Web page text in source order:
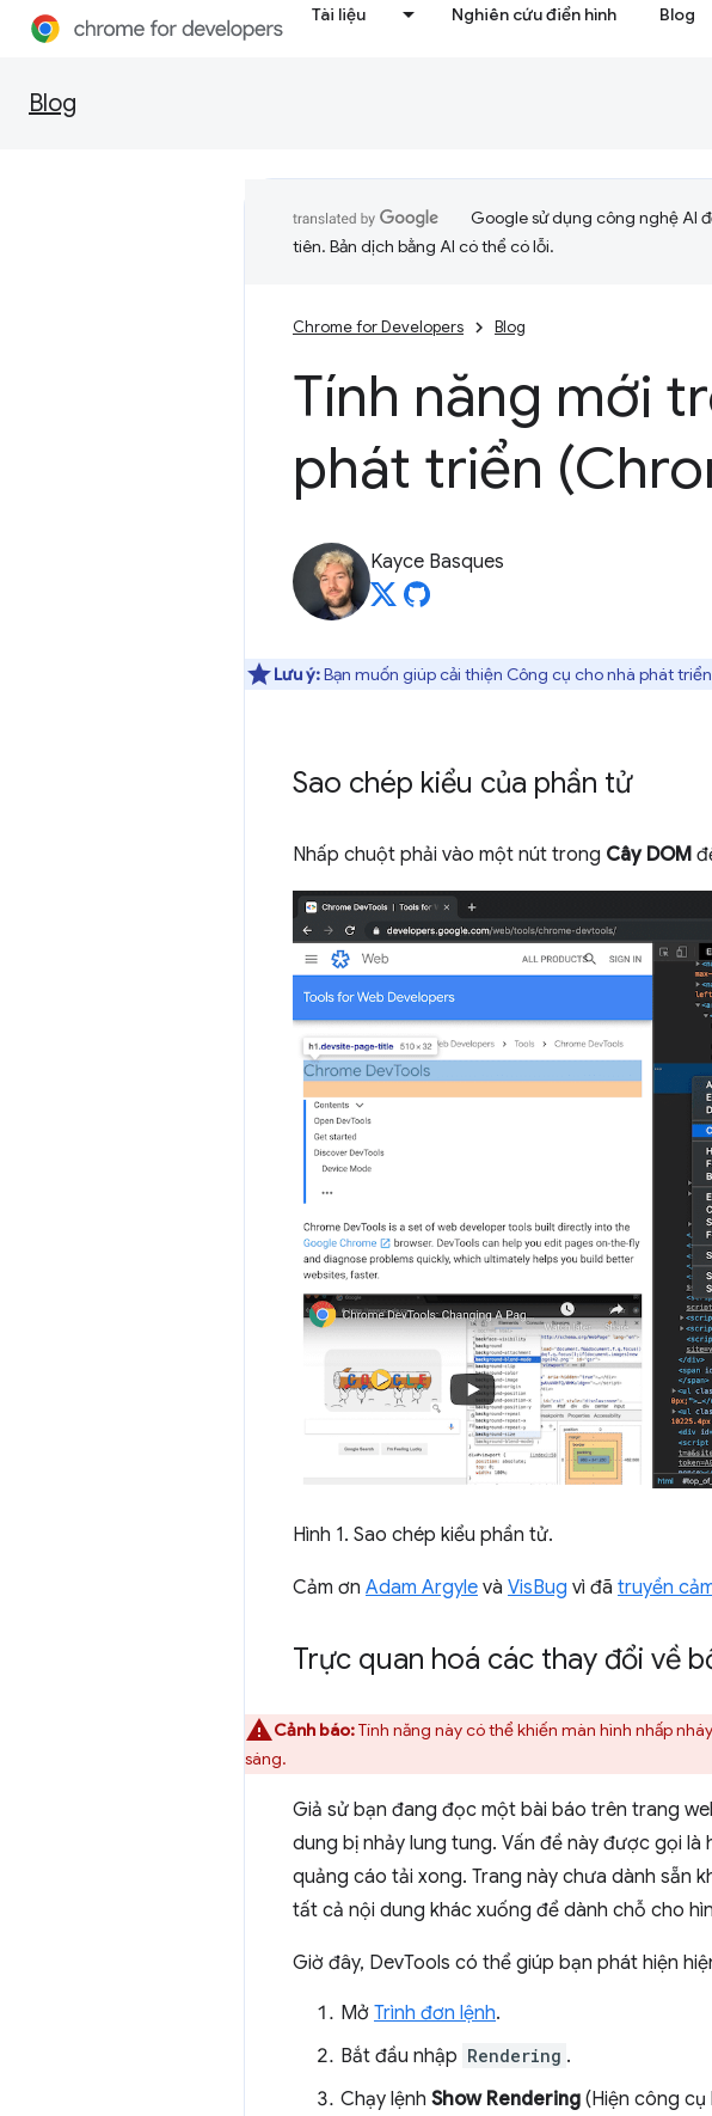
Tài liệu Nghiên cứu điển hình Blog
Blog
Google sử dụng công nghệ AI
tiên. Bản dịch bằng AI có thể có lỗi.
Chrome for Developers Blog
Tính năng mới
phát triển
Kayce Basques
Lưu ý:Bạn muốn giúp cải thiện Công cụ cho nhà phát
Sao chép kiểu của phần tử
Nhấp chuột phải vào một nút trong Cây DOM
Hình 1. Sao chép kiểu phần tử.
Cảm ơn Adam Argyle và VisBug vì đã truyền
Trực quan hoá các thay đổi về
Cảnh báo:Tính năng này có thể khiến màn hình nhấp
sáng.
Giả sử bạn đang đọc một bài báo trên trang
dung bị nhảy lung tung. Vấn đề này được gọi
quảng cáo tải xong. Trang này chưa dành sẵn
tất cả nội dung khác xuống để dành chỗ cho
Giờ đây, DevTools có thể giúp bạn phát hiện
Mở Trình đơn lệnh.
Bắt đầu nhập Rendering .
Chạy lệnh Show Rendering (Hiện công cụ